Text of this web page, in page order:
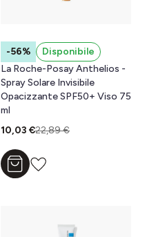
-56%
Disponibile
La Roche-Posay Anthelios -
Spray Solare Invisibile
Opacizzante SPF50+ Viso 75
ml
10,03 €22,89 €
Aggiungi al carrello